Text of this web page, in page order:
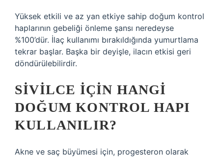
Yüksek etkili ve az yan etkiye sahip doğum kontrol
haplarının gebeliği önleme şansı neredeyse
%100’dür. İlaç kullanımı bırakıldığında yumurtlama
tekrar başlar. Başka bir deyişle, ilacın etkisi geri
döndürülebilirdir.
SIVILCE IÇIN HANGI
DOĞUM KONTROL HAPI
KULLANILIR?
Akne ve saç büyümesi için, progesteron olarak